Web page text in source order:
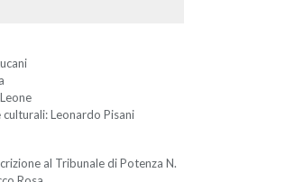
Leonardo Pisani
al Tribunale di Potenza N.